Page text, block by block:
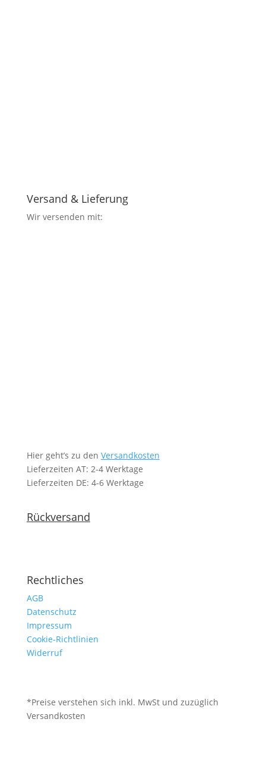
Versand & Lieferung
Wir versenden mit:
Hier geht’s zu den Versandkosten
Lieferzeiten AT: 2-4 Werktage
Lieferzeiten DE: 4-6 Werktage
Rückversand
Rechtliches
AGB
Datenschutz
Impressum
Cookie-Richtlinien
Widerruf
*Preise verstehen sich inkl. MwSt und zuzüglich
Versandkosten